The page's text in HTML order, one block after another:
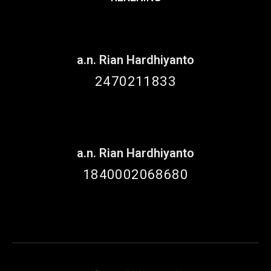
a.n. Rian Hardhiyanto
2470211833
a.n. Rian Hardhiyanto
1840002068680